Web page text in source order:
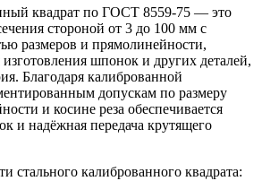
квадрат по ГОСТ 8559‑75 — это
стороной от 3 до 100 мм с
размеров и прямолинейности,
шпонок и других деталей,
Благодаря калиброванной
допускам по размеру
и косине реза обеспечивается
и надёжная передача крутящего
стального калиброванного квадрата: